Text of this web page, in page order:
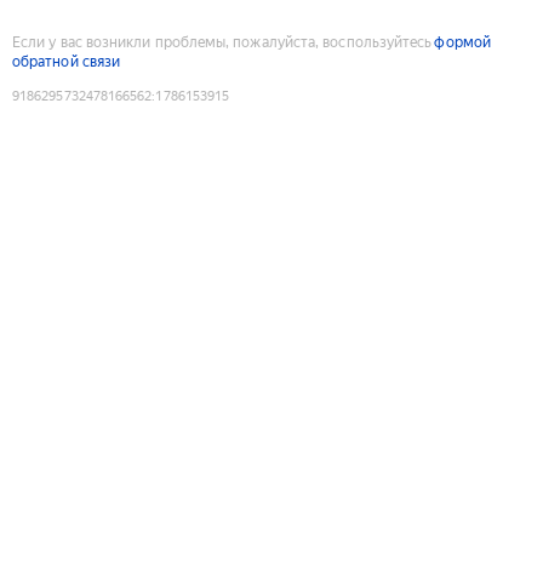
Если у вас возникли проблемы, пожалуйста, воспользуйтесьформой
обратной связи
9186295732478166562:1786153915